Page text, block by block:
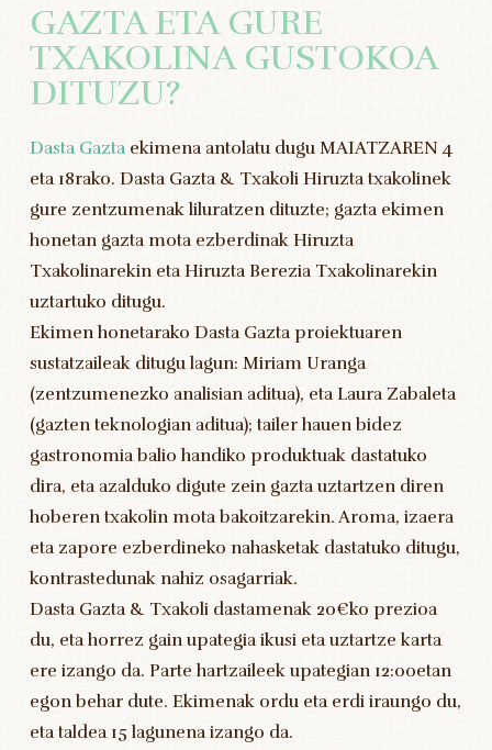
GAZTA ETA GURE
TXAKOLINA GUSTOKOA
DITUZU?
Dasta Gaztaekimena antolatu dugu MAIATZAREN 4
eta 18rako. Dasta Gazta & Txakoli Hiruzta txakolinek
gure zentzumenak liluratzen dituzte; gazta ekimen
honetan gazta mota ezberdinak Hiruzta
Txakolinarekin eta Hiruzta Berezia Txakolinarekin
uztartuko ditugu.
Ekimen honetarako Dasta Gazta proiektuaren
sustatzaileak ditugu lagun: Miriam Uranga
(zentzumenezko analisian aditua), eta Laura Zabaleta
(gazten teknologian aditua); tailer hauen bidez
gastronomia balio handiko produktuak dastatuko
dira, eta azalduko digute zein gazta uztartzen diren
hoberen txakolin mota bakoitzarekin. Aroma, izaera
eta zapore ezberdineko nahasketak dastatuko ditugu,
kontrastedunak nahiz osagarriak.
Dasta Gazta & Txakoli dastamenak 20€ko prezioa
du, eta horrez gain upategia ikusi eta uztartze karta
ere izango da. Parte hartzaileek upategian 12:00etan
egon behar dute. Ekimenak ordu eta erdi iraungo du,
eta taldea 15 lagunena izango da.